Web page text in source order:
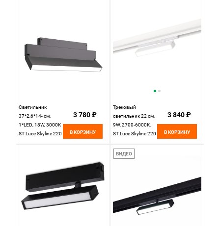
Светильник
37*2,6*14- см,
1*LED, 18W, 3000K
ST Luce Skyline 220
3 780 ₽
В КОРЗИНУ
Трековый
светильник 22 см,
9W, 2700-6000K,
ST Luce Skyline 220
белый
3 840 ₽
В КОРЗИНУ
ВИДЕО